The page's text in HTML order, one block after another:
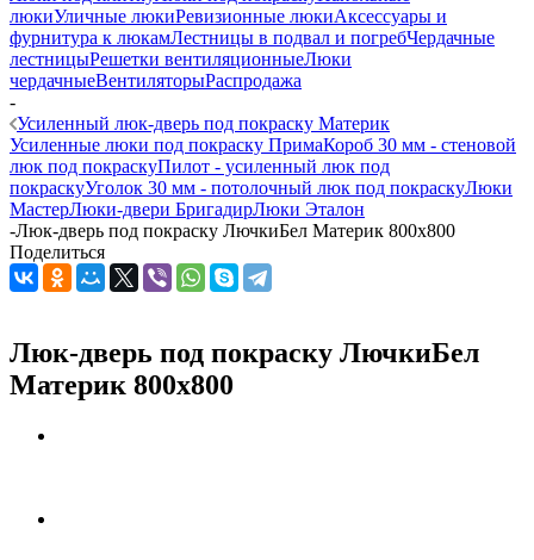
люкиУличные люкиРевизионные люкиАксессуары и
фурнитура к люкамЛестницы в подвал и погребЧердачные
лестницыРешетки вентиляционныеЛюки
чердачныеВентиляторыРаспродажа
-
Усиленный люк-дверь под покраску Материк
Усиленные люки под покраску ПримаКороб 30 мм - стеновой
люк под покраскуПилот - усиленный люк под
покраскуУголок 30 мм - потолочный люк под покраскуЛюки
МастерЛюки-двери БригадирЛюки Эталон
-Люк-дверь под покраску ЛючкиБел Материк 800х800
Поделиться
Люк-дверь под покраску ЛючкиБел
Материк 800х800